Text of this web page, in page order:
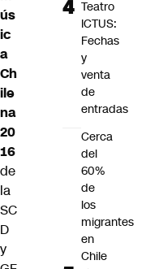
ús
ic
a
Ch
ile
na
20
16
de
la
SC
D
y
Teatro
ICTUS:
Fechas
y
venta
de
entradas
Cerca
del
60%
de
los
migrantes
en
Chile